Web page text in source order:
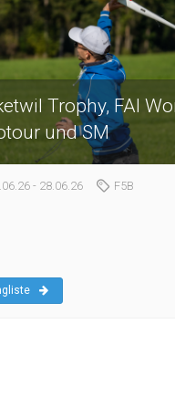
Trophy, FAI
und SM
- 28.06.26 F5B